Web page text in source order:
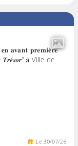
𝐚𝐯𝐚𝐧𝐭 𝐩𝐫𝐞𝐦𝐢𝐞̀𝐫𝐞
𝑻𝒓𝒆́𝒔𝒐𝒓” 𝐚̀ Ville de
Le30/07/26